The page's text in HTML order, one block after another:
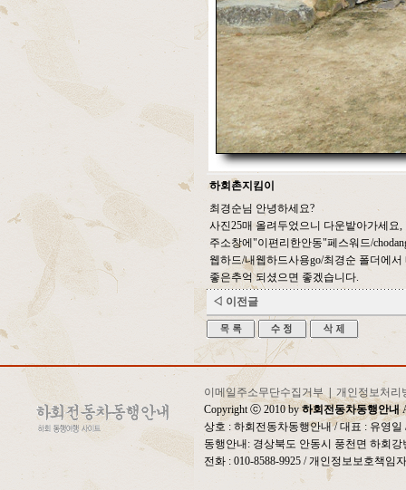
하회촌지킴이
최경순님 안녕하세요?
사진25매 올려두었으니 다운밭아가세요,
주소창에"이편리한안동"페스워드/
웹하드/내웹하드사용go/최경순 폴더에서
좋은추억 되셨으면 좋겠습니다.
◁ 이전글
이메일주소무단수집거부| 개인정보처리
Copyright ⓒ 2010 by하회전동차동행안내
상호 : 하회전동차동행안내 / 대표 : 유영
동행안내: 경상북도 안동시 풍천면 하회
전화 : 010-8588-9925 / 개인정보보호책임